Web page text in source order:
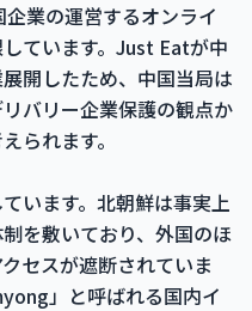
企業の運営するオンライ
ています。Just Eatが中
開したため、中国当局は
バリー企業保護の観点か
られます。
います。北朝鮮は事実上
を敷いており、外国のほ
セスが遮断されていま
」と呼ばれる国内イ